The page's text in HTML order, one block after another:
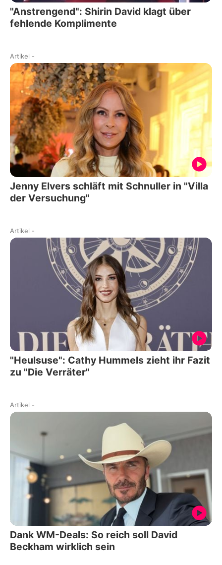
"Anstrengend": Shirin David klagt über
fehlende Komplimente
Artikel -
Jenny Elvers schläft mit Schnuller in "Villa
der Versuchung"
Artikel -
"Heulsuse": Cathy Hummels zieht ihr Fazit
zu "Die Verräter"
Artikel -
Dank WM-Deals: So reich soll David
Beckham wirklich sein